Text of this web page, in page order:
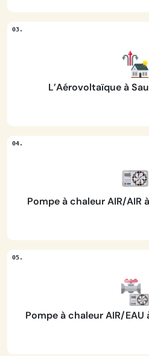
L’Aérovoltaïque à
Pompe à chaleur AIR/
Pompe à chaleur AIR/